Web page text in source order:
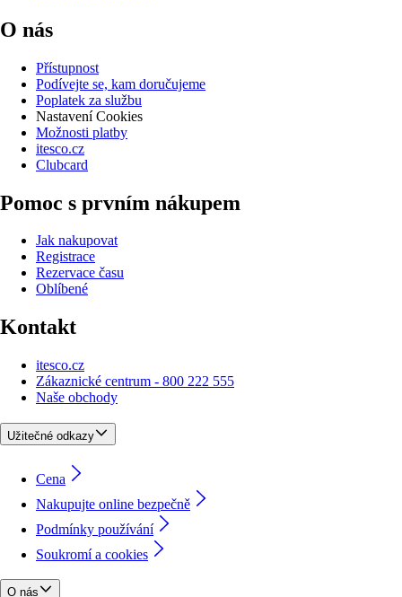
O nás
Přístupnost
Podívejte se, kam doručujeme
Poplatek za službu
Nastavení Cookies
Možnosti platby
itesco.cz
Clubcard
Pomoc s prvním nákupem
Jak nakupovat
Registrace
Rezervace času
Oblíbené
Kontakt
itesco.cz
Zákaznické centrum - 800 222 555
Naše obchody
Užitečné odkazy
Cena
Nakupujte online bezpečně
Podmínky používání
Soukromí a cookies
O nás